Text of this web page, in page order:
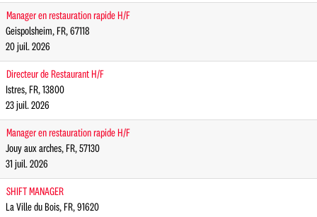
Manager en restauration rapide H/F
Geispolsheim, FR, 67118
20 juil. 2026
Directeur de Restaurant H/F
Istres, FR, 13800
23 juil. 2026
Manager en restauration rapide H/F
Jouy aux arches, FR, 57130
31 juil. 2026
SHIFT MANAGER
La Ville du Bois, FR, 91620